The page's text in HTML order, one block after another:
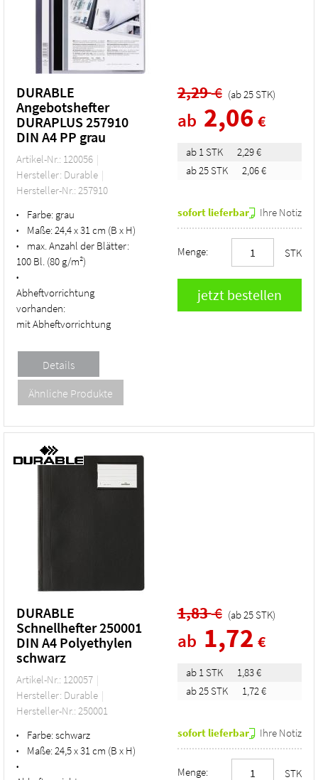
DURABLE
Angebotshefter
DURAPLUS 257910
DIN A4 PP grau
Artikel-Nr.: 120056
Hersteller: Durable
Hersteller-Nr.: 257910
• Farbe: grau
• Maße:24,4 x 31 cm (B x H)
•
max. Anzahl der Blätter:
100 Bl. (80 g/m²)
•
Abheftvorrichtung
vorhanden:
mit Abheftvorrichtung
2,29€ (ab25 STK)
ab 2,06 €
ab 1 STK
2,29 €
ab 25 STK
2,06 €
sofort lieferbar Ihre Notiz
Menge: STK
DURABLE
Schnellhefter 250001
DIN A4 Polyethylen
schwarz
Artikel-Nr.: 120057
Hersteller: Durable
Hersteller-Nr.: 250001
• Farbe:schwarz
• Maße:24,5 x 31 cm (B x H)
•
1,83€ (ab25 STK)
ab 1,72 €
ab 1 STK
1,83 €
ab 25 STK
1,72 €
sofort lieferbar Ihre Notiz
Menge: STK